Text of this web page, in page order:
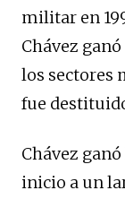
militar en
Chávez
los sectores
fue
Chávez
inicio a un